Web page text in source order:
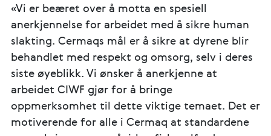
«Vi er beæret over å motta en spesiell
anerkjennelse for arbeidet med å sikre human
slakting. Cermaqs mål er å sikre at dyrene blir
behandlet med respekt og omsorg, selv i deres
siste øyeblikk. Vi ønsker å anerkjenne at
arbeidet CIWF gjør for å bringe
oppmerksomhet til dette viktige temaet. Det er
motiverende for alle i Cermaq at standardene